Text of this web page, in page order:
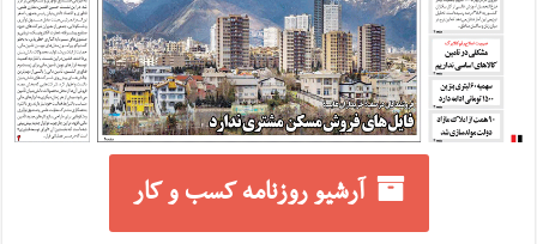
آرشیو روزنامه کسب و کار